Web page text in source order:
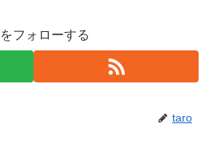
フォローする
taro